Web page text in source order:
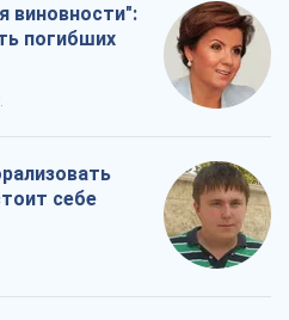
виновности":
погибших
себе